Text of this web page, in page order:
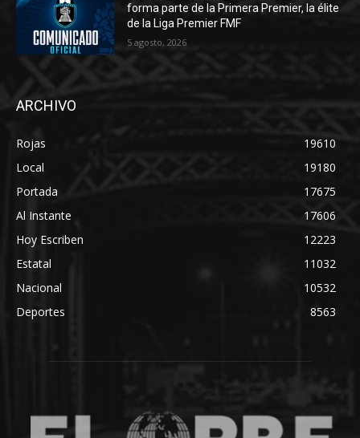
forma parte de la Primera Premier, la élite
de la Liga Premier FMF
5 agosto, 2026
ARCHIVO
Rojas
19610
Local
19180
Portada
17675
Al Instante
17606
Hoy Escriben
12223
Estatal
11032
Nacional
10532
Deportes
8563